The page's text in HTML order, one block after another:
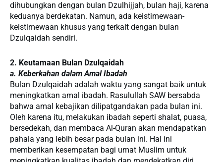
dihubungkan dengan bulan Dzulhijjah, bulan haji, karena
keduanya berdekatan. Namun, ada keistimewaan-
keistimewaan khusus yang terkait dengan bulan
Dzulqaidah sendiri.
2. Keutamaan Bulan Dzulqaidah
a. Keberkahan dalam Amal Ibadah
Bulan Dzulqaidah adalah waktu yang sangat baik untuk
meningkatkan amal ibadah. Rasulullah SAW bersabda
bahwa amal kebajikan dilipatgandakan pada bulan ini.
Oleh karena itu, melakukan ibadah seperti shalat, puasa,
bersedekah, dan membaca Al-Quran akan mendapatkan
pahala yang lebih besar pada bulan ini. Hal ini
memberikan kesempatan bagi umat Muslim untuk